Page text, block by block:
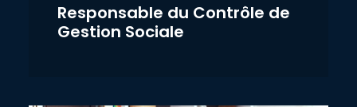
Responsable du Contrôle de
Gestion Sociale